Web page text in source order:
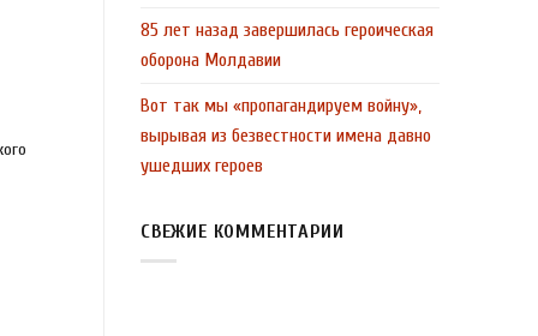
85 лет назад завершилась героическая
оборона Молдавии
Вот так мы «пропагандируем войну»,
вырывая из безвестности имена давно
ушедших героев
СВЕЖИЕ КОММЕНТАРИИ